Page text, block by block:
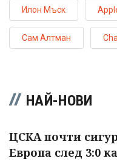
Илон Мъск
Сам Алтман
НАЙ-НОВИ
ЦСКА почти
Европа след 3:0